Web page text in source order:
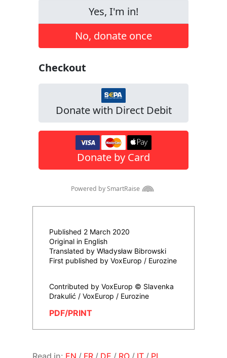
Published 2 March 2020
Original in English
Translated by Władysław Bibrowski
First published by VoxEurop / Eurozine
Contributed by VoxEurop © Slavenka
Drakulić / VoxEurop / Eurozine
PDF/PRINT
Read in: EN / FR / DE / RO / IT / PL